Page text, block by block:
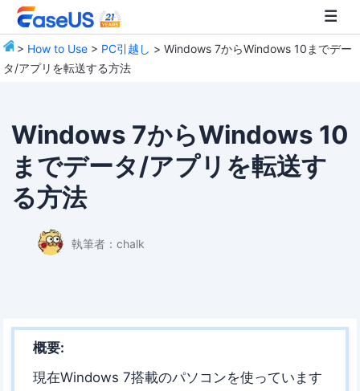
> How to Use > PC引越し > Windows 7からWindows 10までデー
タ/アプリを転送する方法
Windows 7からWindows 10
までデータ/アプリを転送す
る方法
執筆者： chalk
概要:
現在Windows 7搭載のパソコンを使っています